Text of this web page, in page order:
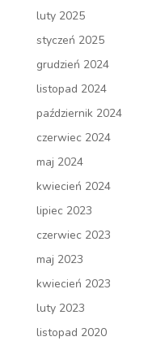
luty 2025
styczeń 2025
grudzień 2024
listopad 2024
październik 2024
czerwiec 2024
maj 2024
kwiecień 2024
lipiec 2023
czerwiec 2023
maj 2023
kwiecień 2023
luty 2023
listopad 2020